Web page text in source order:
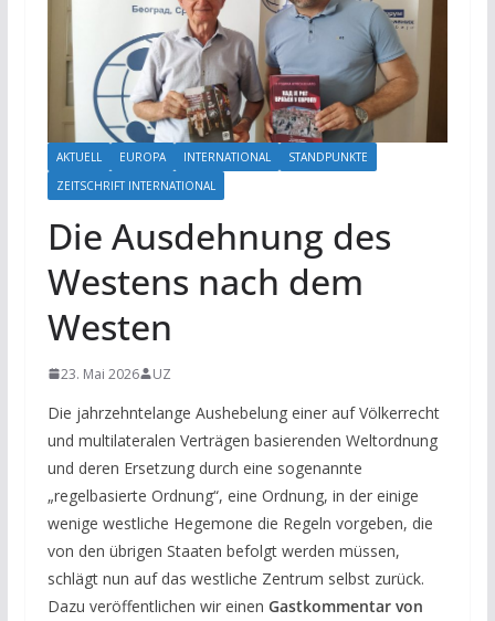
AKTUELL EUROPA INTERNATIONAL
STANDPUNKTE
ZEITSCHRIFT INTERNATIONAL
Die Ausdehnung des
Westens nach dem
Westen
23. Mai 2026 UZ
Die jahrzehntelange Aushebelung einer auf Völkerrecht
und multilateralen Verträgen basierenden Weltordnung
und deren Ersetzung durch eine sogenannte
„regelbasierte Ordnung“, eine Ordnung, in der einige
wenige westliche Hegemone die Regeln vorgeben, die
von den übrigen Staaten befolgt werden müssen,
schlägt nun auf das westliche Zentrum selbst zurück.
Dazu veröffentlichen wir einen Gastkommentar von